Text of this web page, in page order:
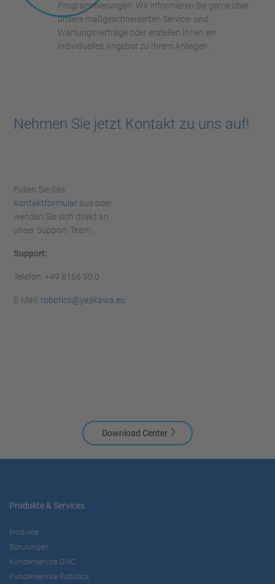
Programmierungen. Wir informieren Sie gerne über
unsere maßgeschneiderten Service- und
Wartungsverträge oder erstellen Ihnen ein
individuelles Angebot zu Ihrem Anliegen.
Nehmen Sie jetzt Kontakt zu uns auf!
Füllen Sie das
Kontaktformular aus oder
wenden Sie sich direkt an
unser Support-Team.
Support:
Telefon: +49 8166 90 0
E-Mail: robotics@yaskawa.eu
Download Center
Produkte & Services
Produkte
Schulungen
Kundenservice DMC
Kundenservice Robotics